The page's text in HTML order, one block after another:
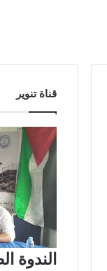
قناة تنوير